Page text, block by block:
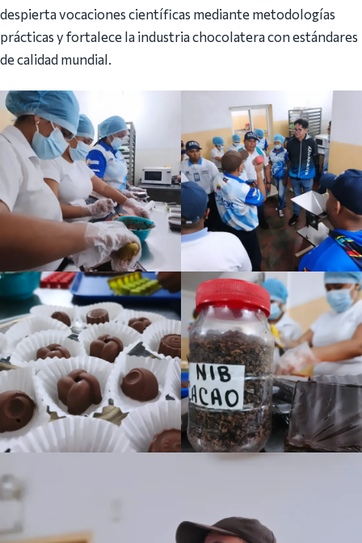
despierta vocaciones científicas mediante metodologías
prácticas y fortalece la industria chocolatera con estándares
de calidad mundial.